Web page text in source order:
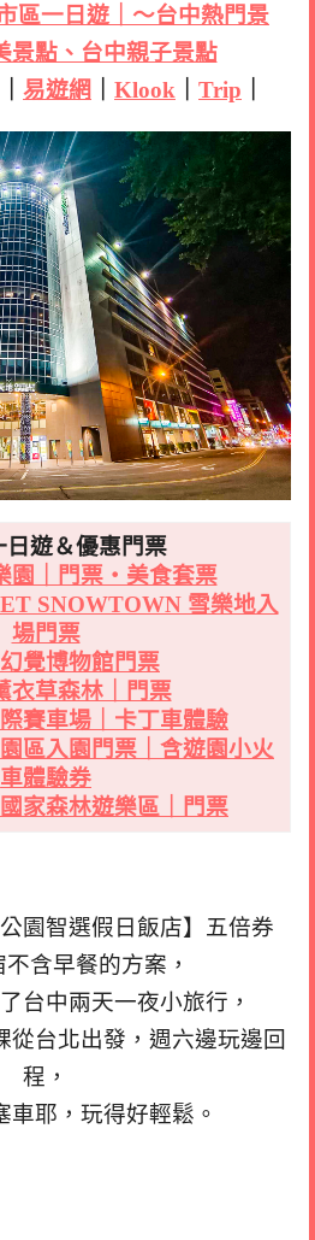
區一日遊｜～台中熱門景
景點、台中親子景點
易遊網 Klook Trip
日遊＆優惠門票
園｜門票・美食套票
SNOWTOWN 雪樂地入
場門票
覺博物館門票
衣草森林｜門票
賽車場｜卡丁車體驗
區入園門票｜含遊園小火
車體驗券
家森林遊樂區｜門票
園智選假日飯店】五倍券
含早餐的方案，
台中兩天一夜小旅行，
從台北出發，週六邊玩邊回
程，
車耶，玩得好輕鬆。